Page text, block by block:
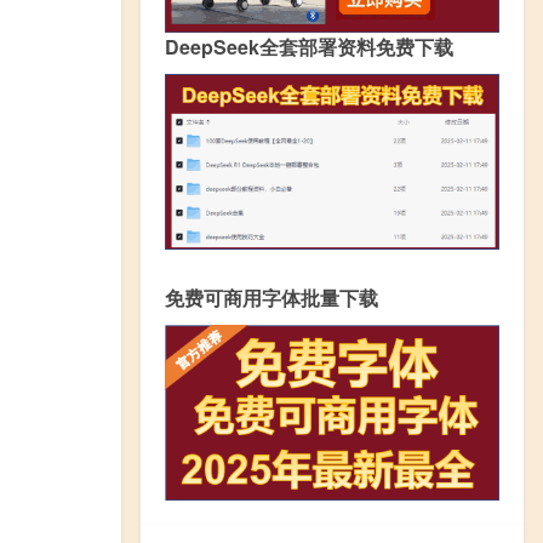
DeepSeek全套部署资料免费下载
免费可商用字体批量下载